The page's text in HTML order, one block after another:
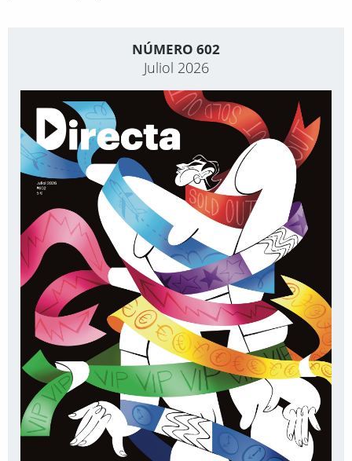
NÚMERO 602
Juliol 2026